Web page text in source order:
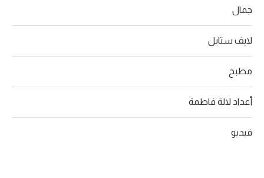
جمال
لايف ستايل
مطبخ
أعداد لالة فاطمة
فيديو